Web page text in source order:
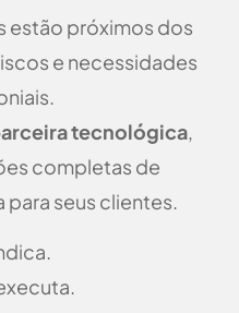
estão próximos dos
e necessidades
tecnológica,
completas de
seus clientes.